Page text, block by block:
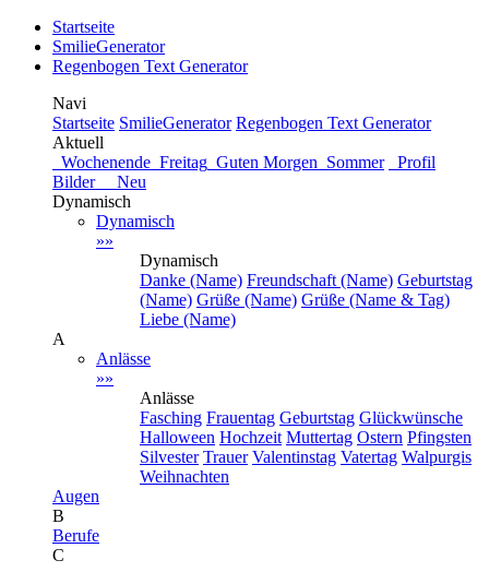
Startseite
SmilieGenerator
Regenbogen Text Generator
Navi
Startseite SmilieGenerator Regenbogen Text Generator
Aktuell
Wochenende Freitag Guten Morgen Sommer
Profil
Bilder Neu
Dynamisch
Dynamisch
»»
Dynamisch
Danke (Name) Freundschaft (Name) Geburtstag
(Name) Grüße (Name) Grüße (Name & Tag)
Liebe (Name)
A
Anlässe
»»
Anlässe
Fasching Frauentag Geburtstag Glückwünsche
Halloween Hochzeit Muttertag Ostern Pfingsten
Silvester Trauer Valentinstag Vatertag Walpurgis
Weihnachten
Augen
B
Berufe
C